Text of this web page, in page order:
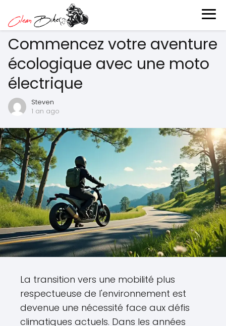
Commencez votre aventure
écologique avec une moto
électrique
Steven
1 an ago
La transition vers une mobilité plus
respectueuse de l'environnement est
devenue une nécessité face aux défis
climatiques actuels. Dans les années